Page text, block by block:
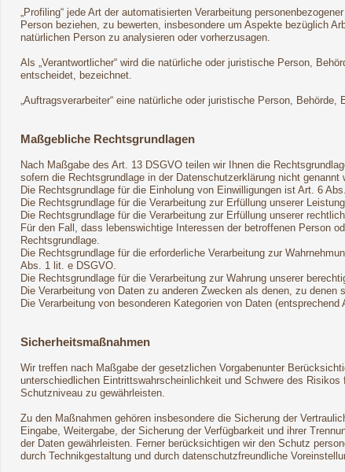
„Profiling“ jede Art der automatisierten Verarbeitung
Person beziehen, zu bewerten, insbesondere um Aspekte bezüglich
natürlichen Person zu analysieren oder vorherzusagen.
Als „Verantwortlicher“ wird die natürliche oder juristische Person,
entscheidet, bezeichnet.
„Auftragsverarbeiter“ eine natürliche oder juristische Person,
Maßgebliche Rechtsgrundlagen
Nach Maßgabe des Art. 13 DSGVO teilen wir Ihnen die
sofern die Rechtsgrundlage in der Datenschutzerklärung nicht genannt
Die Rechtsgrundlage für die Einholung von Einwilligungen ist Art. 6
Die Rechtsgrundlage für die Verarbeitung zur Erfüllung unserer
Die Rechtsgrundlage für die Verarbeitung zur Erfüllung unserer
Für den Fall, dass lebenswichtige Interessen der betroffenen Person
Rechtsgrundlage.
Die Rechtsgrundlage für die erforderliche Verarbeitung zur
Abs. 1 lit. e DSGVO.
Die Rechtsgrundlage für die Verarbeitung zur Wahrung unserer
Die Verarbeitung von Daten zu anderen Zwecken als denen, zu
Die Verarbeitung von besonderen Kategorien von Daten
Sicherheitsmaßnahmen
Wir treffen nach Maßgabe der gesetzlichen Vorgabenunter
unterschiedlichen Eintrittswahrscheinlichkeit und Schwere des
Schutzniveau zu gewährleisten.
Zu den Maßnahmen gehören insbesondere die Sicherung der
Eingabe, Weitergabe, der Sicherung der Verfügbarkeit und ihrer
der Daten gewährleisten. Ferner berücksichtigen wir den Schutz
durch Technikgestaltung und durch datenschutzfreundliche